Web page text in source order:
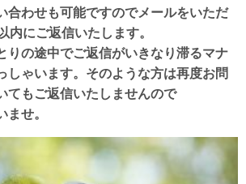
合わせも可能ですのでメールをいただ
内にご返信いたします。
りの途中でご返信がいきなり滞るマナ
しゃいます。そのような方は再度お問
てもご返信いたしませんので
ませ。